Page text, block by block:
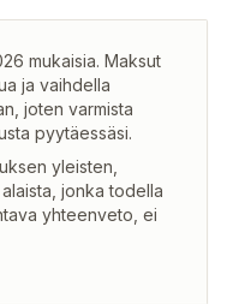
mukaisia. Maksut
ja vaihdella
joten varmista
pyytäessäsi.
yleisten,
jonka todella
yhteenveto, ei